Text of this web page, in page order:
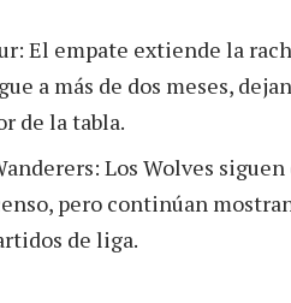
El empate extiende la
a más de dos meses,
de la tabla.
Los Wolves
pero continúan
de liga.